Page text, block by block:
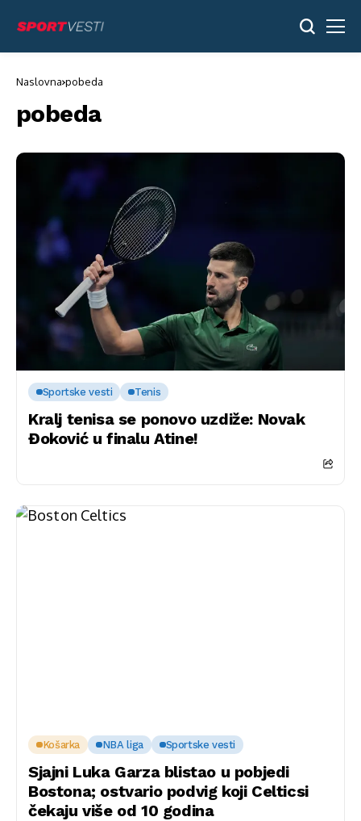
Naslovna pobeda
pobeda
Sportske vesti Tenis
Kralj tenisa se ponovo uzdiže: Novak
Đoković u finalu Atine!
Košarka NBA liga Sportske vesti
Sjajni Luka Garza blistao u pobjedi
Bostona; ostvario podvig koji Celticsi
čekaju više od 10 godina